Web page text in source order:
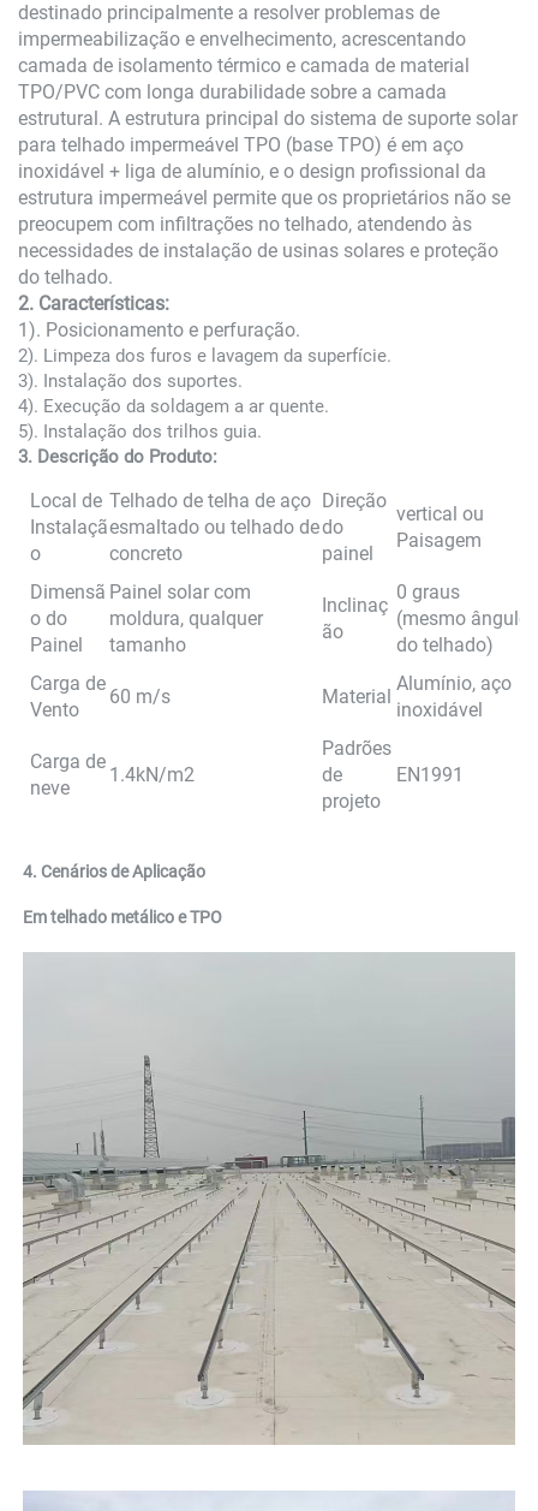
destinado principalmente a resolver problemas de
impermeabilização e envelhecimento, acrescentando
camada de isolamento térmico e camada de material
TPO/PVC com longa durabilidade sobre a camada
estrutural. A estrutura principal do sistema de suporte solar
para telhado impermeável TPO (base TPO) é em aço
inoxidável + liga de alumínio, e o design profissional da
estrutura impermeável permite que os proprietários não se
preocupem com infiltrações no telhado, atendendo às
necessidades de instalação de usinas solares e proteção
do telhado.
2. Características:
1). Posicionamento e perfuração.
2). Limpeza dos furos e lavagem da superfície.
3). Instalação dos suportes.
4). Execução da soldagem a ar quente.
5). Instalação dos trilhos guia.
3. Descrição do Produto:
Local de
Instalaçã
o
Telhado de telha de aço
esmaltado ou telhado de
concreto
Direção
do
painel
vertical ou
Paisagem
Dimensã
o do
Painel
Painel solar com
moldura, qualquer
tamanho
Inclinaç
ão
0 graus
(mesmo ângulo
do telhado)
Carga de
Vento
60 m/s Material
Alumínio, aço
inoxidável
Carga de
neve
1.4kN/m2
Padrões
de
projeto
EN1991
4. Cenários de Aplicação
Em telhado metálico e TPO